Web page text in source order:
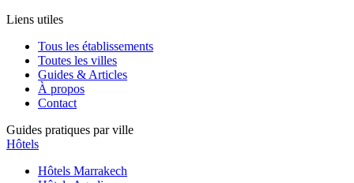
Liens utiles
Tous les établissements
Toutes les villes
Guides & Articles
À propos
Contact
Guides pratiques par ville
Hôtels
Hôtels Marrakech